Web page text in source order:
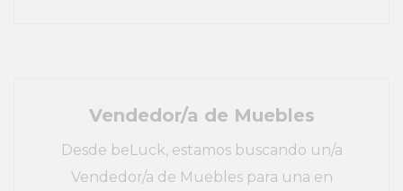
Vendedor/a de Muebles
Desde beLuck, estamos buscando un/a
Vendedor/a de Muebles para una en